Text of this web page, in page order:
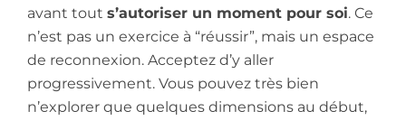
avant tout s’autoriser un moment pour soi. Ce
n’est pas un exercice à “réussir”, mais un espace
de reconnexion. Acceptez d’y aller
progressivement. Vous pouvez très bien
n’explorer que quelques dimensions au début,